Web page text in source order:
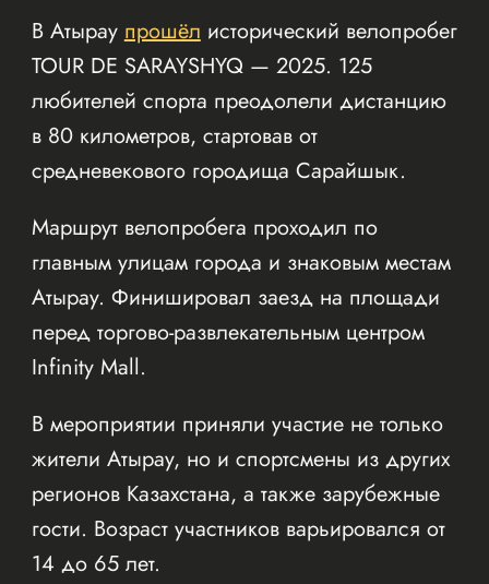
В Атыраупрошёлисторический велопробег
TOUR DE SARAYSHYQ — 2025. 125
любителей спорта преодолели дистанцию
в 80 километров, стартовав от
средневекового городища Сарайшык.
Маршрут велопробега проходил по
главным улицам города и знаковым местам
Атырау. Финишировал заезд на площади
перед торгово-развлекательным центром
Infinity Mall.
В мероприятии приняли участие не только
жители Атырау, но и спортсмены из других
регионов Казахстана, а также зарубежные
гости. Возраст участников варьировался от
14 до 65 лет.